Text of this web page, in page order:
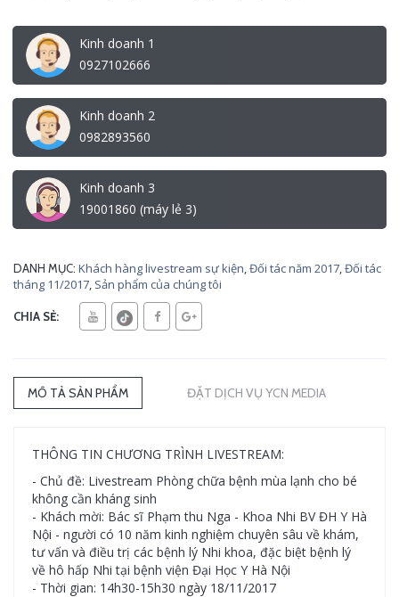
Kinh doanh 1
0927102666
Kinh doanh 2
0982893560
Kinh doanh 3
19001860 (máy lẻ 3)
DANH MỤC: Khách hàng livestream sự kiện,Đối tác năm 2017,Đối tác
tháng 11/2017, Sản phẩm của chúng tôi
CHIA SẺ:
MÔ TẢ SẢN PHẨM ĐẶT DỊCH VỤ YCN MEDIA
THÔNG TIN CHƯƠNG TRÌNH LIVESTREAM:
- Chủ đề: Livestream Phòng chữa bệnh mùa lạnh cho bé
không cần kháng sinh
- Khách mời: Bác sĩ Phạm thu Nga - Khoa Nhi BV ĐH Y Hà
Nội - người có 10 năm kinh nghiệm chuyên sâu về khám,
tư vấn và điều trị các bệnh lý Nhi khoa, đặc biệt bệnh lý
về hô hấp Nhi tại bệnh viện Đại Học Y Hà Nội
- Thời gian: 14h30-15h30 ngày 18/11/2017